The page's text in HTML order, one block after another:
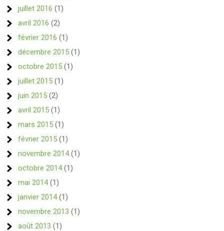
juillet 2016 (1)
avril 2016 (2)
février 2016 (1)
décembre 2015 (1)
octobre 2015 (1)
juillet 2015 (1)
juin 2015 (2)
avril 2015 (1)
mars 2015 (1)
février 2015 (1)
novembre 2014(1)
octobre 2014(1)
mai 2014(1)
janvier 2014(1)
novembre 2013 (1)
août 2013 (1)